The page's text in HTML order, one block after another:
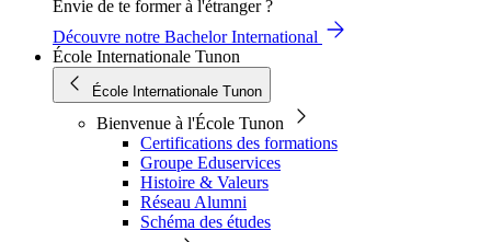
Envie de te former à l'étranger ?
Découvre notre Bachelor International
École Internationale Tunon
École Internationale Tunon
Bienvenue à l'École Tunon
Certifications des formations
Groupe Eduservices
Histoire & Valeurs
Réseau Alumni
Schéma des études